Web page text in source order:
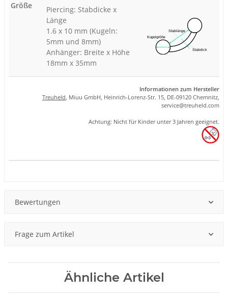
Größe
Piercing: Stabdicke x
Länge
1.6 x 10 mm (Kugeln:
5mm und 8mm)
Anhänger: Breite x Höhe
18mm x 35mm
Informationen zum Hersteller
Treuheld, Miuu GmbH, Heinrich-Lorenz-Str. 15, DE-09120 Chemnitz,
service@treuheld.com
Achtung: Nicht für Kinder unter 3 Jahren geeignet.
Bewertungen
Frage zum Artikel
Ähnliche Artikel